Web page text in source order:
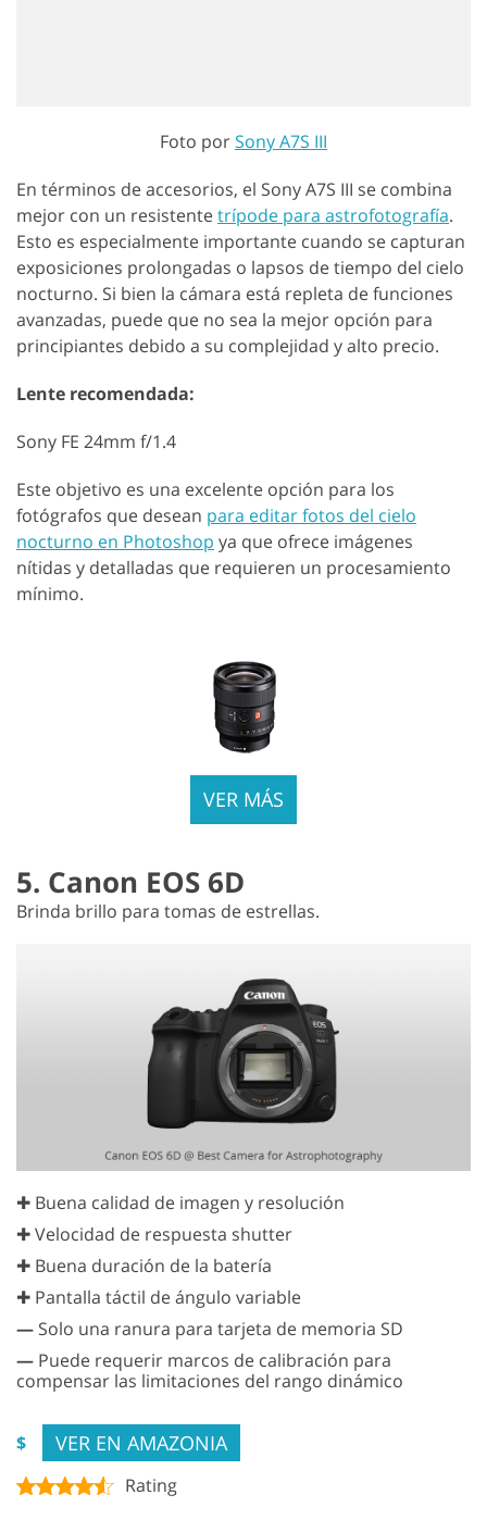
Foto porSony A7S III
En términos de accesorios, el Sony A7S III se combina
mejor con un resistentetrípode para astrofotografía.
Esto es especialmente importante cuando se capturan
exposiciones prolongadas o lapsos de tiempo del cielo
nocturno. Si bien la cámara está repleta de funciones
avanzadas, puede que no sea la mejor opción para
principiantes debido a su complejidad y alto precio.
Lente recomendada:
Sony FE 24mm f/1.4
Este objetivo es una excelente opción para los
fotógrafos que desean para editar fotos del cielo
nocturno en Photoshop ya que ofrece imágenes
nítidas y detalladas que requieren un procesamiento
mínimo.
VER MÁS
5. Canon EOS 6D
Brinda brillo para tomas de estrellas.
✚ Buena calidad de imagen y resolución
✚ Velocidad de respuesta shutter
✚ Buena duración de la batería
✚ Pantalla táctil de ángulo variable
— Solo una ranura para tarjeta de memoria SD
— Puede requerir marcos de calibración para
compensar las limitaciones del rango dinámico
$ VER EN AMAZONIA
Rating